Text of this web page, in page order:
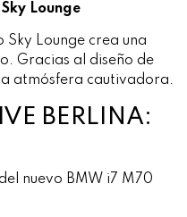
Lounge
Lounge crea una
Gracias al diseño de
atmósfera cautivadora.
BERLINA:
nuevo BMW i7 M70